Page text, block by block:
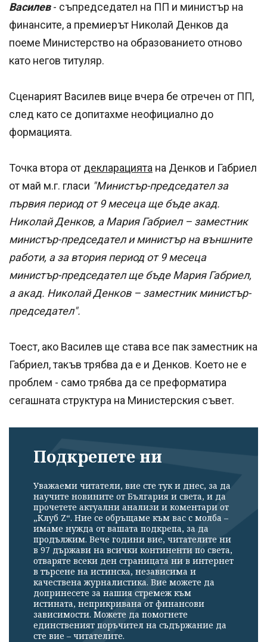
Василев- съпредседател на ПП и министър на
финансите, а премиерът Николай Денков да
поеме Министерство на образованието отново
като негов титуляр.
Сценарият Василев вице вчера бе отречен от ПП,
след като се допитахме неофициално до
формацията.
Точка втора от декларацията на Денков и Габриел
от май м.г. гласи "Министър-председател за
първия период от 9 месеца ще бъде акад.
Николай Денков, а Мария Габриел – заместник
министър-председател и министър на външните
работи, а за втория период от 9 месеца
министър-председател ще бъде Мария Габриел,
а акад. Николай Денков – заместник министър-
председател".
Тоест, ако Василев ще става все пак заместник на
Габриел, такъв трябва да е и Денков. Което не е
проблем - само трябва да се преформатира
сегашната структура на Министерския съвет.
Подкрепете ни
Уважаеми читатели, вие сте тук и днес, за да
научите новините от България и света, и да
прочетете актуални анализи и коментари от
„Клуб Z“. Ние се обръщаме към вас с молба –
имаме нужда от вашата подкрепа, за да
продължим. Вече години вие, читателите ни
в 97 държави на всички континенти по света,
отваряте всеки ден страницата ни в интернет
в търсене на истинска, независима и
качествена журналистика. Вие можете да
допринесете за нашия стремеж към
истината, неприкривана от финансови
зависимости. Можете да помогнете
единственият поръчител на съдържание да
сте вие – читателите.